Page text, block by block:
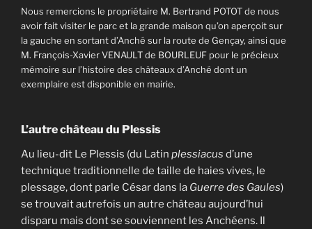
Nous remercions le propriétaire M. Bertrand POTOT de nous
avoir fait visiter le parc et la grande maison qu’on aperçoit sur
la gauche en sortant d’Anché sur la route de Gençay, ainsi que
M. François-Xavier VENAULT de BOURLEUF pour le précieux
mémoire sur l’histoire des châteaux d’Anché dont un
exemplaire est disponible en mairie.
L’autre château du Plessis
Au lieu-dit Le Plessis (du Latin plessiacus d’une
technique traditionnelle de taille de haies vives, le
plessage, dont parle César dans la Guerre des Gaules)
se trouvait autrefois un autre château aujourd’hui
disparu mais dont se souviennent les Anchéens. Il